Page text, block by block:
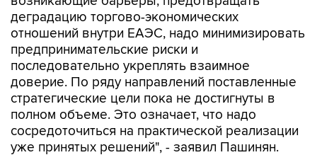
деградацию торгово-экономических
отношений внутри ЕАЭС, надо минимизировать
предпринимательские риски и
последовательно укреплять взаимное
доверие. По ряду направлений поставленные
стратегические цели пока не достигнуты в
полном объеме. Это означает, что надо
сосредоточиться на практической реализации
уже принятых решений", - заявил Пашинян.